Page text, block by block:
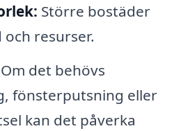
Större bostäder
resurser.
Om det behövs
fönsterputsning eller
kan det påverka